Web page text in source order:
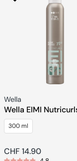
Fournisseur:
Wella
Wella EIMI
Bounce Mousse
300 ml
Prix
CHF 14.90